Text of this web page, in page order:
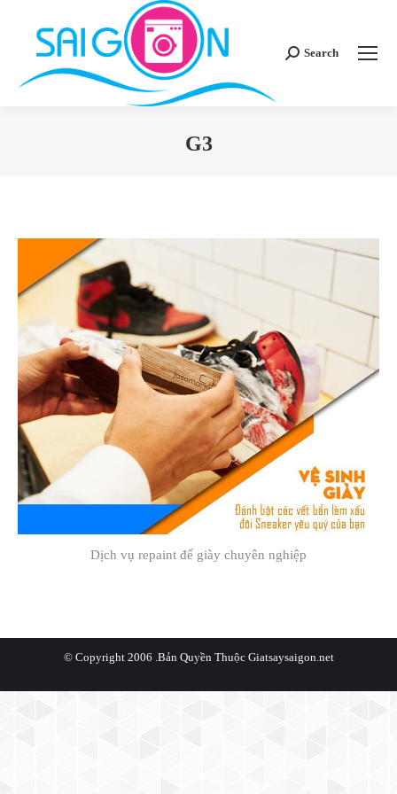
Search:
Search
G3
Dịch vụ repaint đế giày chuyên nghiệp
© Copyright 2006 .Bản Quyền Thuộc Giatsaysaigon.net